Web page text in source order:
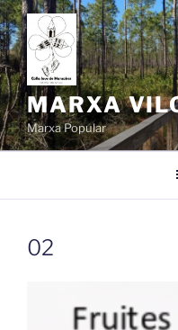
Vés
al
contingut
MARXA
Marxa Popular
02